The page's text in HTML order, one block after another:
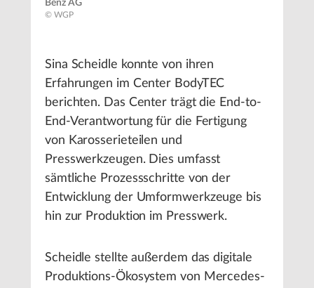
Benz AG
© WGP
Sina Scheidle konnte von ihren
Erfahrungen im Center BodyTEC
berichten. Das Center trägt die End-to-
End-Verantwortung für die Fertigung
von Karosserieteilen und
Presswerkzeugen. Dies umfasst
sämtliche Prozessschritte von der
Entwicklung der Umformwerkzeuge bis
hin zur Produktion im Presswerk.
Scheidle stellte außerdem das digitale
Produktions-Ökosystem von Mercedes-